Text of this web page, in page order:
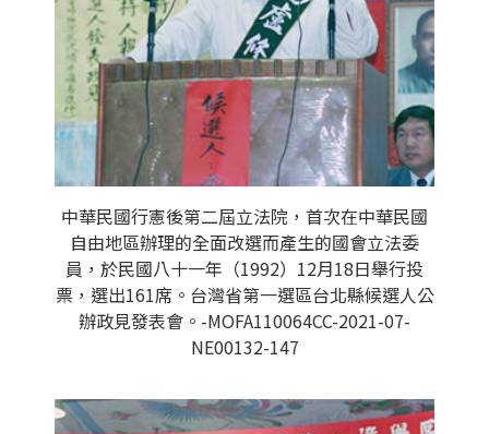
中華民國行憲後第二屆立法院，首次在中華民國
自由地區辦理的全面改選而產生的國會立法委
員，於民國八十一年（1992）12月18日舉行投
票，選出161席。台灣省第一選區台北縣候選人公
辦政見發表會。-MOFA110064CC-2021-07-
NE00132-147